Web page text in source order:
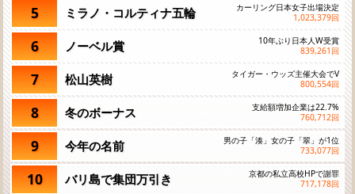
5 ミラノ・コルティナ五輪
カーリング日本女子出場決定
1,023,379回
6 ノーベル賞
10年ぶり日本人W受賞
839,261 回
7 松山英樹
タイガー・ウッズ主催大会でV
800,554回
8 冬のボーナス
支給額増加企業は22.7%
760,712回
9 今年の名前
男の子「湊」女の子「翠」が1位
733,077回
10 バリ島で集団万引き
京都の私立高校HPで謝罪
717,178回